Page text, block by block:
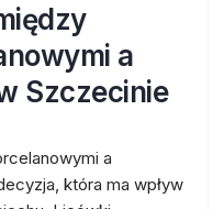
a
Szczecinie
a
która ma wpływ